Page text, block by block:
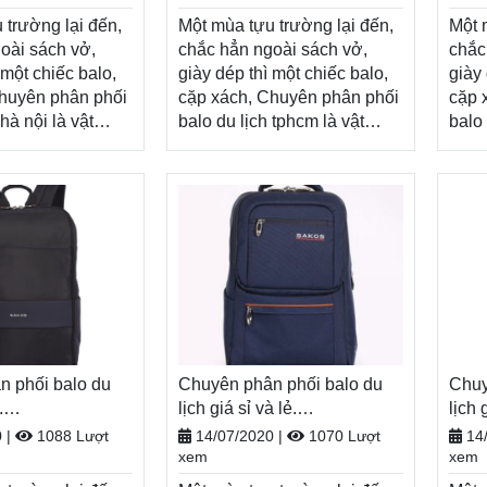
Xem thêm
trường lại đến,
sách vở,
chiếc balo,
phân phối
nội là vật
cho một
đầy tươi sáng.
học
tri ân
với những
ưu đãi, khuyến
hấp dẫn và đa
phối balo du
Túi xách.
quốc, Miễn
thanh toán
hàng
Xem thêm
Một mùa tựu trường lại đến,
chắc hẳn ngoài sách vở,
giày dép thì một chiếc balo,
cặp xách, Chuyên phân phối
balo du lịch tphcm là vật
thêm năng lượng cho một
năm học mới đầy tươi sáng.
Nhân dịp năm học
mới, Balodep.shop tri ân
khách hàng với những
chương trình ưu đãi, khuyến
mãi vô cùng hấp dẫn và đa
dạng sản phẩm.
Balodep.shop|Chuyên
Chuyên phân phối balo du
lịch tphcm, Balo-Túi xách.
Giao hàng toàn quốc, Miễn
phí đổi trả hàng, thanh toán
tiền khi nhận hàng
Xem thêm
Một
giày
cặp
mãi
lịch
phí
tiền
phối balo du
ĐẸP
|
1088 Lượt
Chuyên phân phối balo du
lịch giá sỉ và lẻ.
Balodep.shop|CHUYÊN
BALO-TÚI XÁCH–VALI ĐẸP
14/07/2020 |
1070 Lượt
xem
lịch
xem